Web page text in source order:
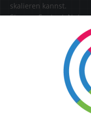
skalieren kannst.
Steuere Content,
Erweiterungen zentral